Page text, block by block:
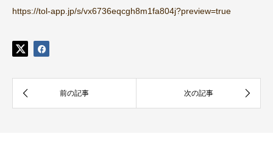
https://tol-app.jp/s/vx6736eqcgh8m1fa804j?preview=true